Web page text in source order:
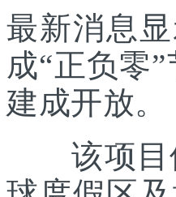
最新消息
成“正负零
建成开放。
该项目位